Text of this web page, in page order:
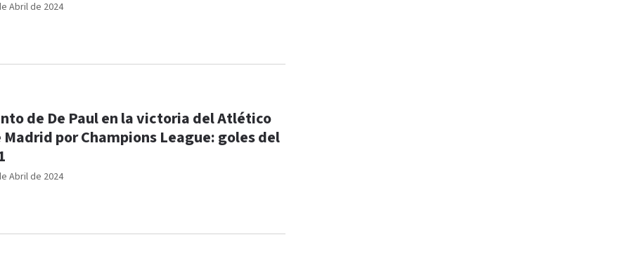
Abril de 2024
Abril de 2024
de De Paul en la victoria del Atlético
Madrid por Champions League: goles del